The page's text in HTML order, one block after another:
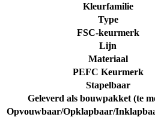
Kleurfamilie
Type
FSC-keurmerk
Lijn
Materiaal
PEFC Keurmerk
Stapelbaar
Geleverd als bouwpakket (te
Opvouwbaar/Opklapbaar/